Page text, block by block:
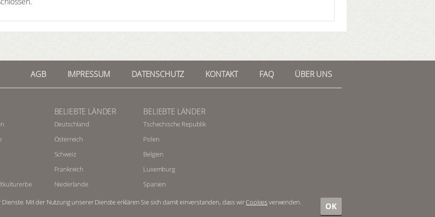
AGB IMPRESSUM DATENSCHUTZ KONTAKT FAQ ÜBER UNS
BELIEBTE LÄNDER
Deutschland
Österreich
Schweiz
Frankreich
Niederlande
Italien
BELIEBTE LÄNDER
Tschechische Republik
Polen
Belgien
Luxemburg
Spanien
Portugal
Mit der Nutzung unserer Dienste erklären Sie sich damit einverstanden, dass wirCookiesverwenden. OK